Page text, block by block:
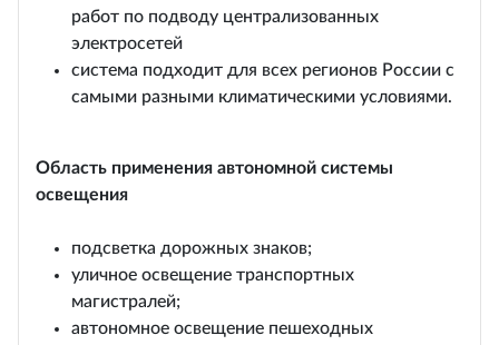
работ по подводу централизованных
электросетей
система подходит для всех регионов России с
самыми разными климатическими условиями.
Область применения автономной системы
освещения
подсветка дорожных знаков;
уличное освещение транспортных
магистралей;
автономное освещение пешеходных